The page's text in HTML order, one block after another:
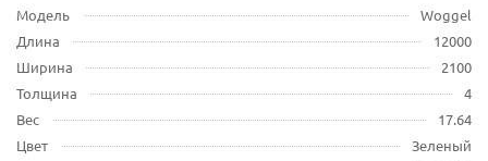
Модель
Woggel
Длина
12000
Ширина
2100
Толщина
4
Вес
17.64
Цвет
Зеленый